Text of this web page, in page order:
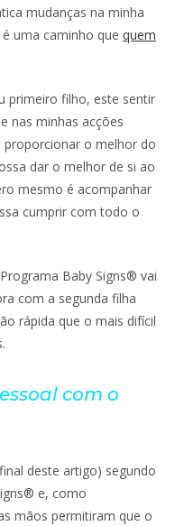
mudanças na minha
uma caminho que quem
primeiro filho, este sentir
nas minhas acções
o melhor do
dar o melhor de si ao
mesmo é acompanhar
cumprir com todo o
Baby Signs® vai
com a segunda filha
rápida que o mais difícil
com o
deste artigo) segundo
e, como
mãos permitiram que o